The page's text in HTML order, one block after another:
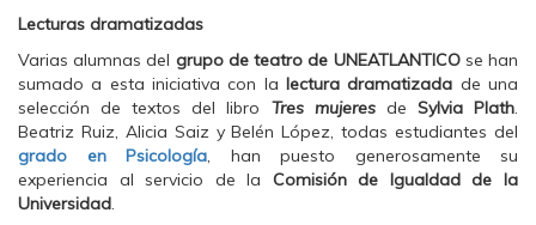
b
o
k
(
S
e
a
b
r
e
e
n
t
e
(
S
e
a
b
r
e
e
n
u
s
A
p
e
a
b
r
e
e
Lecturas dramatizadas
Varias alumnas del grupo de teatro de UNEATLANTICOse han
sumado a esta iniciativa con la lectura dramatizada de una
selección de textos del libro Tres mujeresde Sylvia Plath.
Beatriz Ruiz, Alicia Saiz y Belén López, todas estudiantes del
grado en Psicología, han puesto generosamente su
experiencia al servicio de la Comisión de Igualdad de la
Universidad.